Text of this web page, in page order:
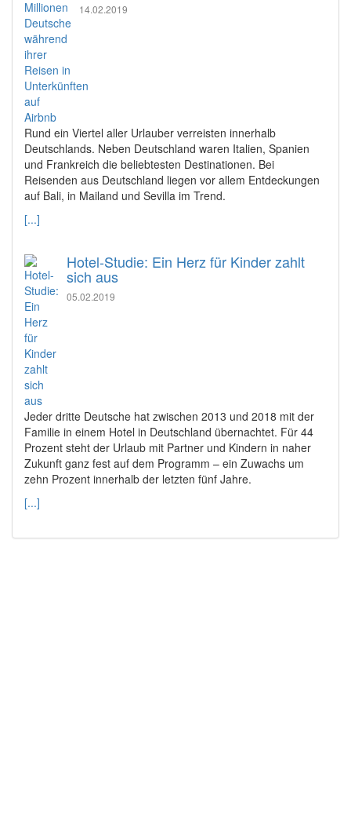
14.02.2019
Rund ein Viertel aller Urlauber verreisten innerhalb
Deutschlands. Neben Deutschland waren Italien, Spanien
und Frankreich die beliebtesten Destinationen. Bei
Reisenden aus Deutschland liegen vor allem Entdeckungen
auf Bali, in Mailand und Sevilla im Trend.
[...]
Hotel-Studie: Ein Herz für Kinder zahlt
sich aus
05.02.2019
Jeder dritte Deutsche hat zwischen 2013 und 2018 mit der
Familie in einem Hotel in Deutschland übernachtet. Für 44
Prozent steht der Urlaub mit Partner und Kindern in naher
Zukunft ganz fest auf dem Programm – ein Zuwachs um
zehn Prozent innerhalb der letzten fünf Jahre.
[...]